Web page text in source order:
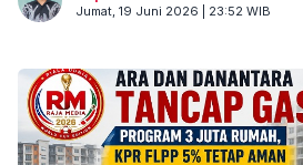
Jumat, 19 Juni 2026 | 23:52 WIB